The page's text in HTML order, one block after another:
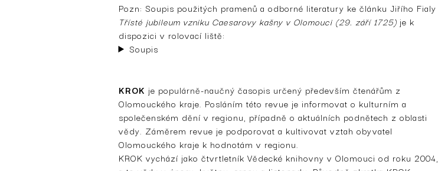
Pozn: Soupis použitých pramenů a odborné literatury ke článku Jiřího Fialy
Třísté jubileum vzniku Caesarovy kašny v Olomouci (29. září 1725) je k
dispozici v rolovací liště:
Soupis
KROK je populárně-naučný časopis určený především čtenářům z
Olomouckého kraje. Posláním této revue je informovat o kulturním a
společenském dění v regionu, případně o aktuálních podnětech z oblasti
vědy. Záměrem revue je podporovat a kultivovat vztah obyvatel
Olomouckého kraje k hodnotám v regionu.
KROK vychází jako čtvrtletník Vědecké knihovny v Olomouci od roku 2004,